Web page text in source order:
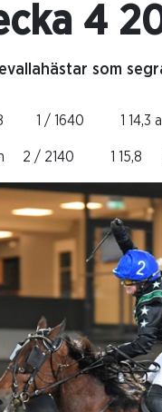
4
som
1 / 1640 1 14,3 a
2 / 2140 1 15,8